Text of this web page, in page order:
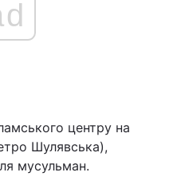
центру на
Шулявська),
мусульман.